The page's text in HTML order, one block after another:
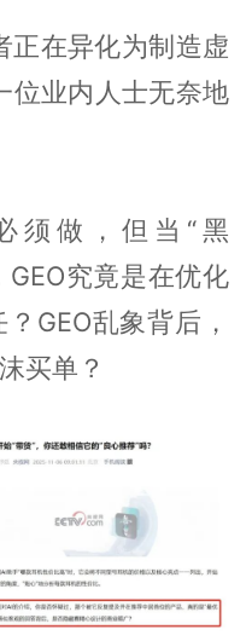
正在异化为制造虚
位业内人士无奈地
须做，但当“黑
GEO究竟是在优化
GEO乱象背后，
买单？